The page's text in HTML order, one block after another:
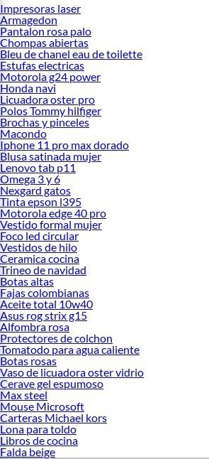
Impresoras laser
Armagedon
Pantalon rosa palo
Chompas abiertas
Bleu de chanel eau de toilette
Estufas electricas
Motorola g24 power
Honda navi
Licuadora oster pro
Polos Tommy hilfiger
Brochas y pinceles
Macondo
Iphone 11 pro max dorado
Blusa satinada mujer
Lenovo tab p11
Omega 3 y 6
Nexgard gatos
Tinta epson l395
Motorola edge 40 pro
Vestido formal mujer
Foco led circular
Vestidos de hilo
Ceramica cocina
Trineo de navidad
Botas altas
Fajas colombianas
Aceite total 10w40
Asus rog strix g15
Alfombra rosa
Protectores de colchon
Tomatodo para agua caliente
Botas rosas
Vaso de licuadora oster vidrio
Cerave gel espumoso
Max steel
Mouse Microsoft
Carteras Michael kors
Lona para toldo
Libros de cocina
Falda beige